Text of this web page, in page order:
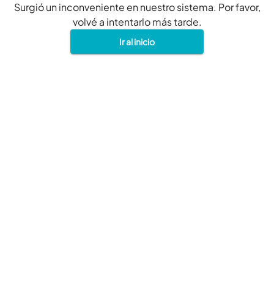
Surgió un inconveniente en nuestro sistema. Por favor,
volvé a intentarlo más tarde.
Ir al inicio